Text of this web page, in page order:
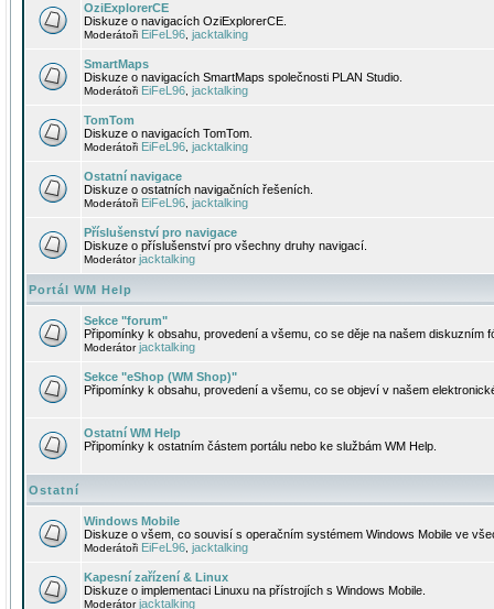
OziExplorerCE
Diskuze o navigacích OziExplorerCE.
Moderátoři EiFeL96 jacktalking
SmartMaps
Diskuze o navigacích SmartMaps společnosti PLAN Studio.
Moderátoři EiFeL96 jacktalking
TomTom
Diskuze o navigacích TomTom.
Moderátoři EiFeL96 jacktalking
Ostatní navigace
Diskuze o ostatních navigačních řešeních.
Moderátoři EiFeL96 jacktalking
Příslušenství pro navigace
Diskuze o příslušenství pro všechny druhy navigací.
Moderátorjacktalking
Portál WM Help
Sekce "forum"
Připomínky k obsahu, provedení a všemu, co se děje na našem diskuzním
Moderátorjacktalking
Sekce "eShop (WM Shop)"
Připomínky k obsahu, provedení a všemu, co se objeví v našem
Ostatní WM Help
Připomínky k ostatním částem portálu nebo ke službám WM Help.
Ostatní
Windows Mobile
Diskuze o všem, co souvisí s operačním systémem Windows Mobile ve
Moderátoři EiFeL96 jacktalking
Kapesní zařízení & Linux
Diskuze o implementaci Linuxu na přístrojích s Windows Mobile.
Moderátorjacktalking